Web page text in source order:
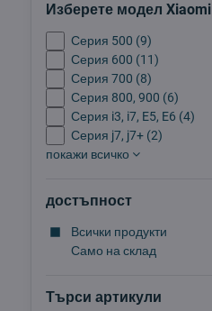
Изберете модел Xiaomi
Серия 500 (9)
Серия 600 (11)
Серия 700 (8)
Серия 800, 900 (6)
Серия i3, i7, E5, E6 (4)
Серия j7, j7+ (2)
покажи всичко
достъпност
Всички продукти
Само на склад
Търси артикули